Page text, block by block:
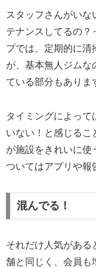
スタッフさんがいな
テナンスしてるの？
プでは、定期的に清
が、基本無人ジムな
ている部分もありま
タイミングによって
いない！と感じるこ
が施設をきれいに使
ついてはアプリや報
混んでる！
それだけ人気がある
舗と同じく、会員も